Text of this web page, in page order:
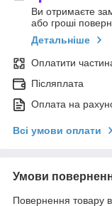
Ви отримаєте
або гроші
Детальніше
Оплатити
Післяплата
Оплата на
Всі умови оплати
Умови
Повернення товару